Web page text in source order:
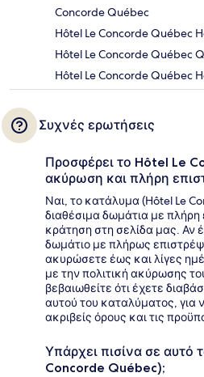
Concorde Québec
Hôtel Le Concorde Québec
Hôtel Le Concorde Québec
Hôtel Le Concorde Québec
Συχνές ερωτήσεις
Προσφέρει το Hôtel Le
ακύρωση και πλήρη
Ναι, το κατάλυμα (Hôtel Le
διαθέσιμα δωμάτια με
κράτηση στη σελίδα μας. Αν
δωμάτιο με πλήρως
ακυρώσετε έως και λίγες
με την πολιτική ακύρωσης
βεβαιωθείτε ότι έχετε
αυτού του καταλύματος, για
ακριβείς όρους και τις
Υπάρχει πισίνα σε αυτό
Concorde Québec);